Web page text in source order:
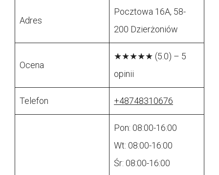
Adres
Pocztowa 16A, 58-
200 Dzierżoniów
Ocena
★★★★★ (5.0) – 5
opinii
Telefon +48748310676
Pon: 08:00-16:00
Wt: 08:00-16:00
Śr: 08:00-16:00